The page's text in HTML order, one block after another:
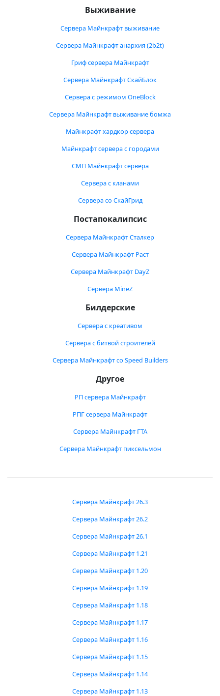
Выживание
Сервера Майнкрафт выживание
Сервера Майнкрафт анархия (2b2t)
Гриф сервера Майнкрафт
Сервера Майнкрафт СкайБлок
Сервера с режимом OneBlock
Сервера Майнкрафт выживание бомжа
Майнкрафт хардкор сервера
Майнкрафт сервера с городами
СМП Майнкрафт сервера
Сервера с кланами
Сервера со СкайГрид
Постапокалипсис
Сервера Майнкрафт Сталкер
Сервера Майнкрафт Раст
Сервера Майнкрафт DayZ
Сервера MineZ
Билдерские
Сервера с креативом
Сервера с битвой строителей
Сервера Майнкрафт со Speed Builders
Другое
РП сервера Майнкрафт
РПГ сервера Майнкрафт
Сервера Майнкрафт ГТА
Сервера Майнкрафт пиксельмон
Сервера Майнкрафт 26.3
Сервера Майнкрафт 26.2
Сервера Майнкрафт 26.1
Сервера Майнкрафт 1.21
Сервера Майнкрафт 1.20
Сервера Майнкрафт 1.19
Сервера Майнкрафт 1.18
Сервера Майнкрафт 1.17
Сервера Майнкрафт 1.16
Сервера Майнкрафт 1.15
Сервера Майнкрафт 1.14
Сервера Майнкрафт 1.13